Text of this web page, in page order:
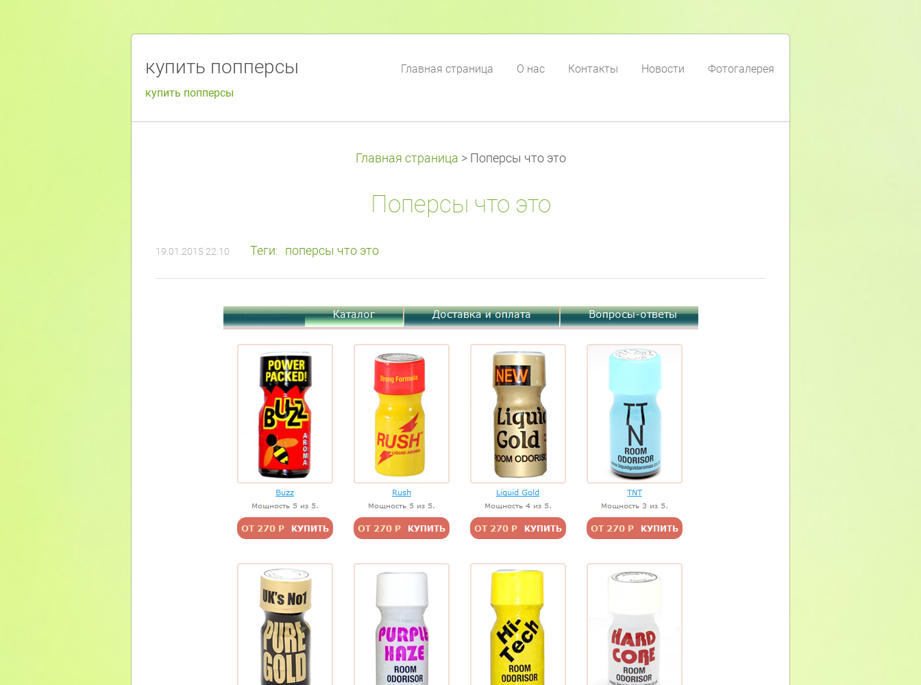
купить попперсы
купить попперсы
Главная страница О нас Контакты Новости Фотогалерея
Главная страница > Поперсы что это
Поперсы что это
19.01.2015 22:10 Теги: поперсы что это